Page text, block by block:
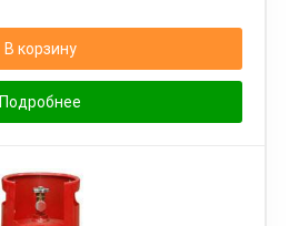
В корзину
Подробнее